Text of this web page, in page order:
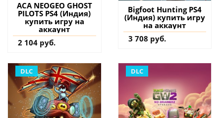
ACA NEOGEO GHOST
PILOTS PS4 (Индия)
купить игру на
аккаунт
2 104 руб.
Bigfoot Hunting PS4
(Индия) купить игру
на аккаунт
3 708 руб.
DLC DLC